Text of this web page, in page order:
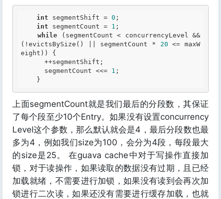
int segmentShift = 0 ;
int segmentCount = 1 ;
while (segmentCount < concurrencyLevel &&
(!evictsBySize() || segmentCount * 20 <= maxW
eight)) {
      segmentCount <<=
1 ;
上面segmentCount就是我们最后的分段数，其保证
了每个段至少10个Entry。如果没有设置concurrency
Level这个参数，那么默认就会是4，最后分段数也最
多为4，例如我们size为100，会分为4段，每段最大
的size是25。 在guava cache中对于写操作直接加
锁，对于读操作，如果读取的数据没有过期，且已经
加载就绪，不需要进行加锁，如果没有读到会再次加
锁进行二次读，如果还没有需要进行缓存加载，也就